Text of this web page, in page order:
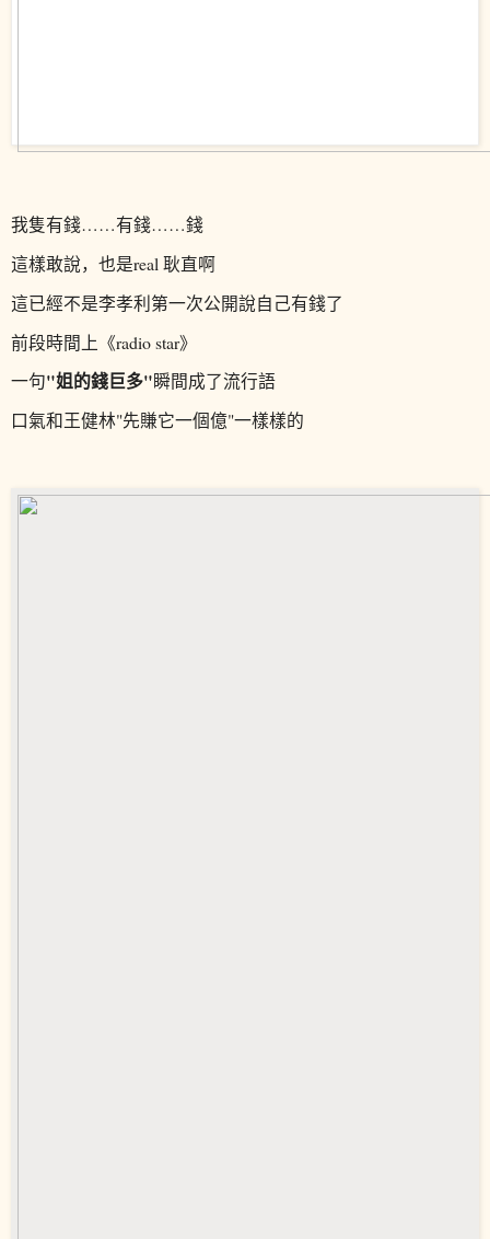
我隻有錢……有錢……錢
這樣敢說，也是real 耿直啊
這已經不是李孝利第一次公開說自己有錢了
前段時間上《radio star》
一句"姐的錢巨多"瞬間成了流行語
口氣和王健林"先賺它一個億"一樣樣的